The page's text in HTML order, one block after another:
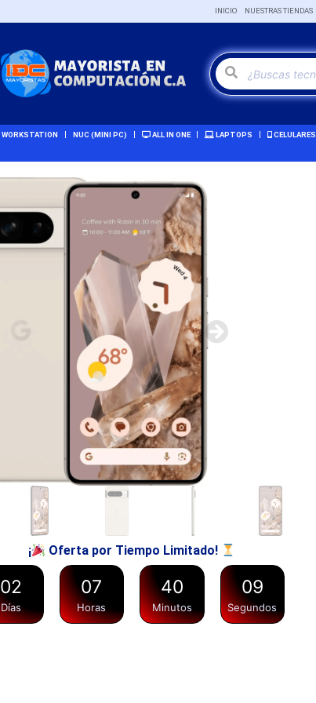
INICIO NUESTRAS TIENDAS
WORKSTATION NUC (MINI PC) ALL IN ONE LAPTOPS CELULARES
¡ Oferta por Tiempo Limitado!
02
Días
07
Horas
40
Minutos
09
Segundos